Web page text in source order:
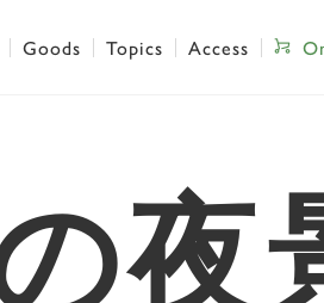
Goods Topics Access
夜